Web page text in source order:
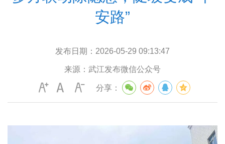
安路”
发布日期： 2026-05-29 09:13:47
来源： 武江发布微信公众号
分享：